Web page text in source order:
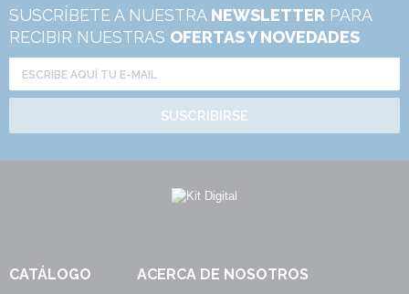
SUSCRÍBETE A NUESTRA NEWSLETTER PARA
RECIBIR NUESTRAS OFERTAS Y NOVEDADES
SUSCRIBIRSE
CATÁLOGO ACERCA DE NOSOTROS